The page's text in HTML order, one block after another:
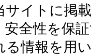
サイトに掲
全性を保
情報を用